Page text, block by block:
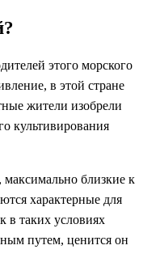
этого морского
в этой стране
жители изобрели
культивирования
близкие к
характерные для
в таких условиях
путем, ценится он